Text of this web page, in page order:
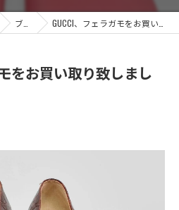
ブログ GUCCI、フェラガモをお買い取り致しました✨
をお買い取り致しまし